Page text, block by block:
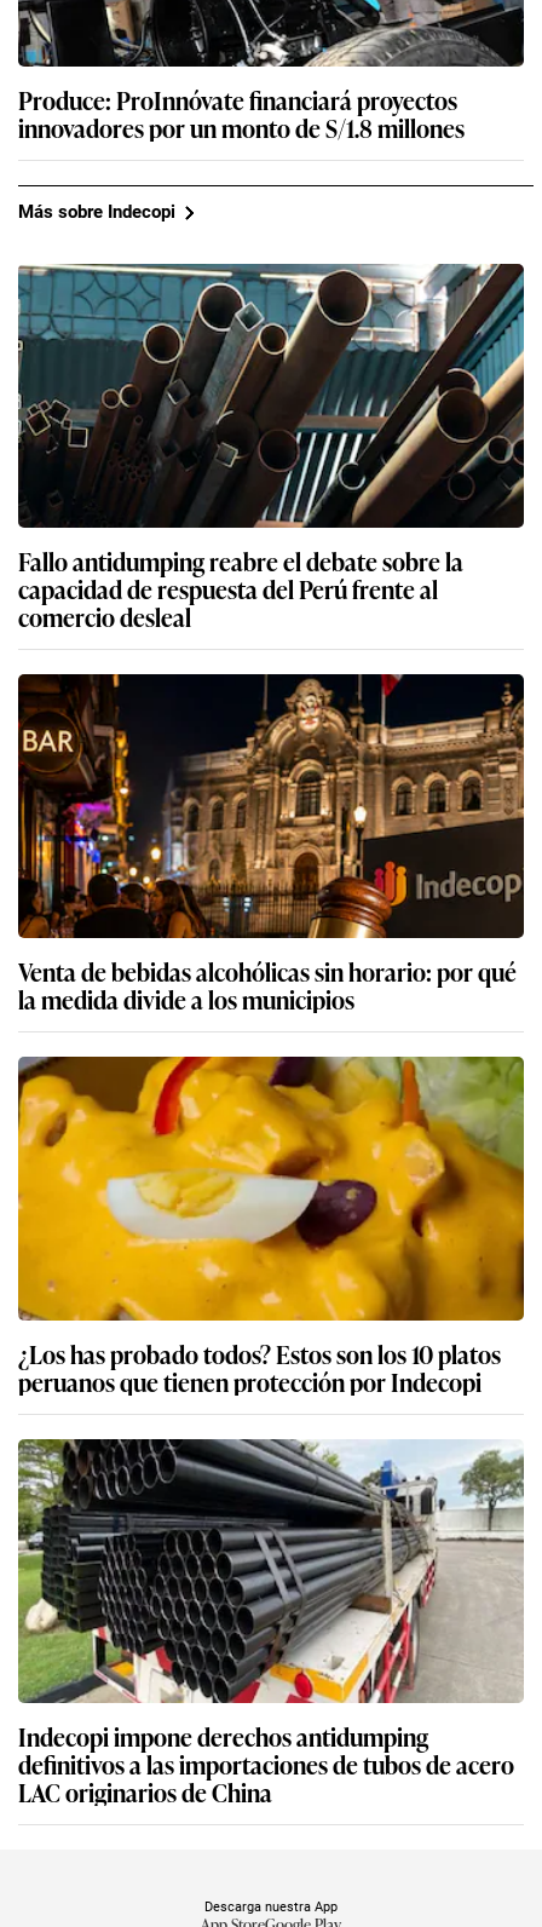
Produce: ProInnóvate financiará proyectos
innovadores por un monto de S/1.8 millones
Más sobre Indecopi
Fallo antidumping reabre el debate sobre la
capacidad de respuesta del Perú frente al
comercio desleal
Venta de bebidas alcohólicas sin horario: por qué
la medida divide a los municipios
¿Los has probado todos? Estos son los 10 platos
peruanos que tienen protección por Indecopi
Indecopi impone derechos antidumping
definitivos a las importaciones de tubos de acero
LAC originarios de China
Descarga nuestra App